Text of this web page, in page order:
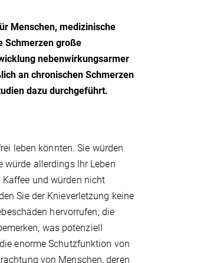
Menschen, medizinische
Schmerzen große
nebenwirkungsarmer
an chronischen Schmerzen
dazu durchgeführt.
leben könnten. Sie würden
würde allerdings Ihr Leben
und würden nicht
Sie der Knieverletzung keine
hervorrufen; die
was potenziell
enorme Schutzfunktion von
von Menschen, deren